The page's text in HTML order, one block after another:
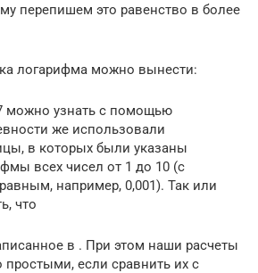
перепишем это равенство в более
логарифма можно вынести:
можно узнать с помощью
же использовали
в которых были указаны
всех чисел от 1 до 10 (с
например, 0,001). Так или
что
в . При этом наши расчеты
если сравнить их с